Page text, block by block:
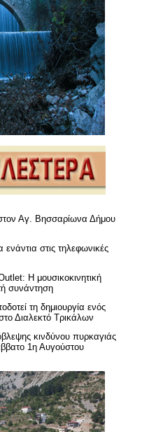
Αγ. Βησσαρίωνα Δήμου
στις τηλεφωνικές
Η μουσικοκινητική
συνάντηση
τη δημιουργία ενός
Διαλεκτό Τρικάλων
κινδύνου πυρκαγιάς
1η Αυγούστου